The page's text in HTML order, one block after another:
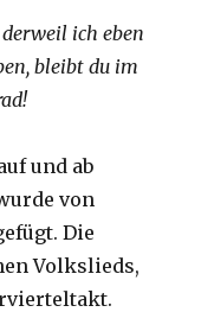
ich eben
bleibt du im
und ab
von
Die
Volkslieds,